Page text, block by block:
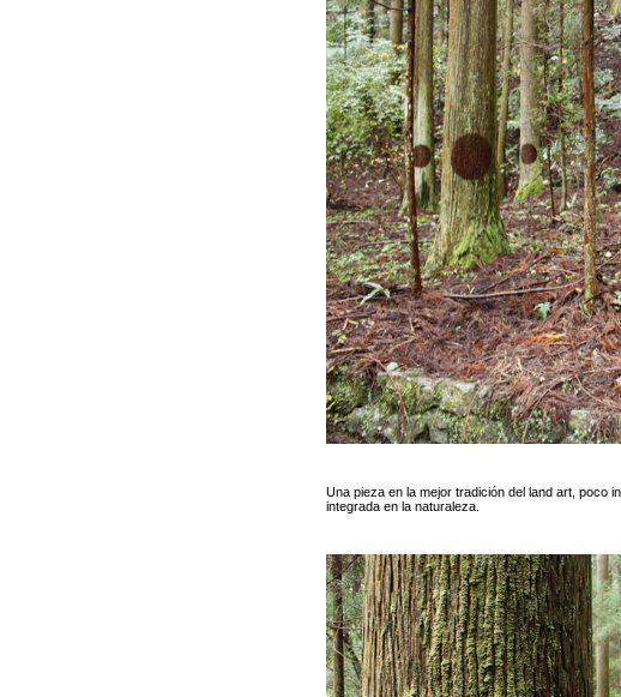
Una pieza en la mejor tradición del land art, poco
integrada en la naturaleza.